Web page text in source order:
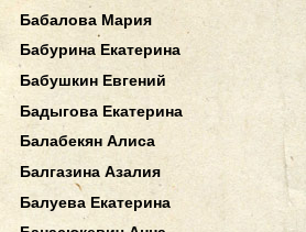
Бабалова Мария
Бабурина Екатерина
Бабушкин Евгений
Бадыгова Екатерина
Балабекян Алиса
Балгазина Азалия
Балуева Екатерина